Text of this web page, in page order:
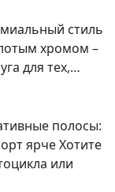
стиль
хромом –
для тех,…
полосы:
ярче Хотите
или